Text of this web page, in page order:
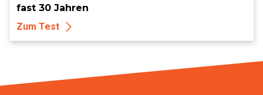
fast 30 Jahren
Zum Test